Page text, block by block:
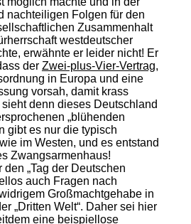
nachteiligen Folgen für den
Zusammenhalt
westdeutscher
erwähnte er leider nicht! Er
der Zwei-plus-Vier-Vertrag,
in Europa und eine
vorsah, damit krass
denn dieses Deutschland
„blühenden
gibt es nur die typisch
im Westen, und es entstand
Zwangsarmenhaus!
„Tag der Deutschen
auch Fragen nach
Großmachtgehabe in
„Dritten Welt“. Daher sei hier
eine beispiellose